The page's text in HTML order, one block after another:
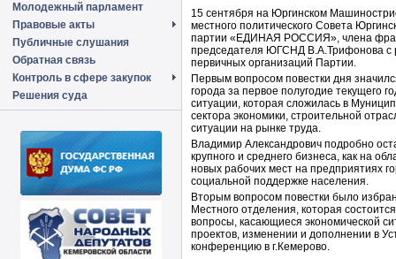
Молодежный парламент
Правовые акты
Публичные слушания
Обратная связь
Контроль в сфере закупок
Решения суда
15 сентября на Юргинском
местного политического Совета
партии «ЕДИНАЯ РОССИЯ», члена
председателя ЮГСНД В.А.Трифонова с
первичных организаций Партии.
Первым вопросом повестки дня
города за первое полугодие текущего
ситуации, которая сложилась в
сектора экономики, строительной
ситуации на рынке труда.
Владимир Александрович подробно
крупного и среднего бизнеса, как на
новых рабочих мест на предприятиях
социальной поддержке населения.
Вторым вопросом повестки было
Местного отделения, которая
вопросы, касающиеся экономической
проектов, изменении и дополнении в
конференцию в г.Кемерово.